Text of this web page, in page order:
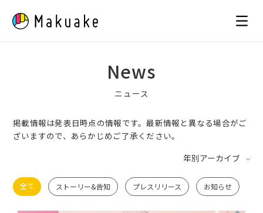
content
News
ニュース
掲載情報は発表日時点の情報です。最新情報と異なる場合がご
ざいますので、あらかじめご了承ください。
年別アーカイブ
全て ストーリー&告知 プレスリリース お知らせ